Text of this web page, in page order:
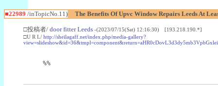
■22989 /inTopicNo.11) The Benefits Of Upvc Window Repairs Leeds At
□投稿者/ door fitter Leeds -(2023/07/15(Sat) 12:16:30) [193.218.190.*]
□U R L/ http://sheilagaff.net/index.php/media-gallery?
%%